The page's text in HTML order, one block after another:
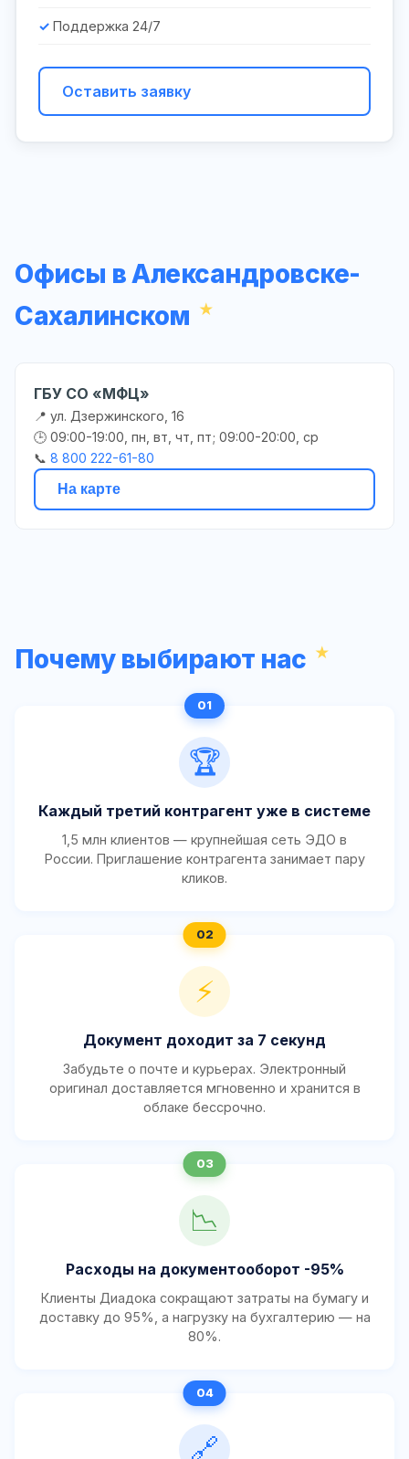
Поддержка 24/7
Оставить заявку
Офисы в Александровске-
Сахалинском
ГБУ СО «МФЦ»
📍 ул. Дзержинского, 16
🕒 09:00-19:00, пн, вт, чт, пт; 09:00-20:00, ср
📞 8 800 222-61-80
На карте
Почему выбирают нас
🏆
Каждый третий контрагент уже в системе
1,5 млн клиентов — крупнейшая сеть ЭДО в
России. Приглашение контрагента занимает пару
кликов.
⚡
Документ доходит за 7 секунд
Забудьте о почте и курьерах. Электронный
оригинал доставляется мгновенно и хранится в
облаке бессрочно.
📉
Расходы на документооборот -95%
Клиенты Диадока сокращают затраты на бумагу и
доставку до 95%, а нагрузку на бухгалтерию — на
80%.
🔗